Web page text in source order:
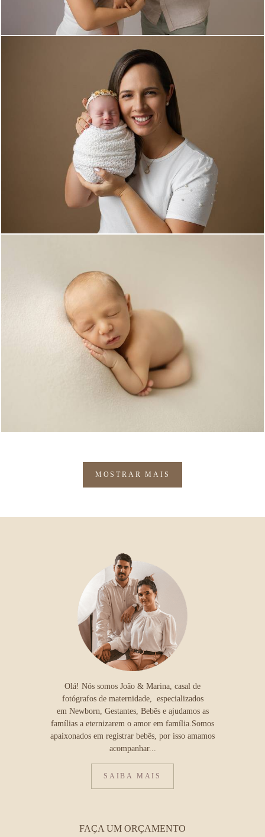
382 0
363
MOSTRAR MAIS
Olá! Nós somos João & Marina, casal de
fotógrafos de maternidade, especializados
em Newborn, Gestantes, Bebês e ajudamos as
famílias a eternizarem o amor em família.Somos
apaixonados em registrar bebês, por isso amamos
acompanhar...
SAIBA MAIS
FAÇA UM ORÇAMENTO